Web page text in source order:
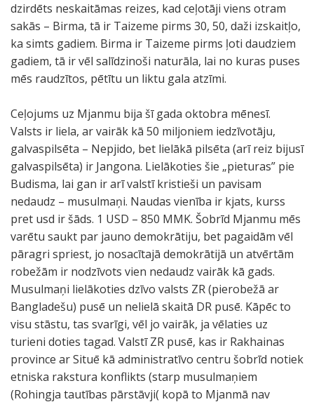
dzirdēts neskaitāmas reizes, kad ceļotāji viens otram
sakās – Birma, tā ir Taizeme pirms 30, 50, daži izskaitļo,
ka simts gadiem. Birma ir Taizeme pirms ļoti daudziem
gadiem, tā ir vēl salīdzinoši naturāla, lai no kuras puses
mēs raudzītos, pētītu un liktu gala atzīmi.
Ceļojums uz Mjanmu bija šī gada oktobra mēnesī.
Valsts ir liela, ar vairāk kā 50 miljoniem iedzīvotāju,
galvaspilsēta – Nepjido, bet lielākā pilsēta (arī reiz bijusī
galvaspilsēta) ir Jangona. Lielākoties šie „pieturas” pie
Budisma, lai gan ir arī valstī kristieši un pavisam
nedaudz – musulmaņi. Naudas vienība ir kjats, kurss
pret usd ir šāds. 1 USD – 850 MMK. Šobrīd Mjanmu mēs
varētu saukt par jauno demokrātiju, bet pagaidām vēl
pāragri spriest, jo nosacītajā demokrātijā un atvērtām
robežām ir nodzīvots vien nedaudz vairāk kā gads.
Musulmaņi lielākoties dzīvo valsts ZR (pierobežā ar
Bangladešu) pusē un nelielā skaitā DR pusē. Kāpēc to
visu stāstu, tas svarīgi, vēl jo vairāk, ja vēlaties uz
turieni doties tagad. Valstī ZR pusē, kas ir Rakhainas
province ar Situē kā administratīvo centru šobrīd notiek
etniska rakstura konflikts (starp musulmaņiem
(Rohingja tautības pārstāvji( kopā to Mjanmā nav